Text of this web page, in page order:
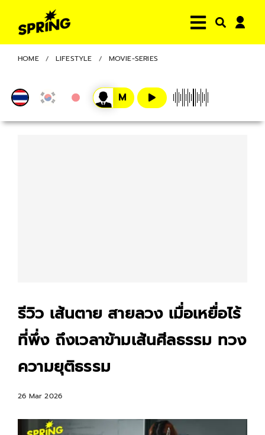
HOME LIFESTYLE MOVIE-SERIES
รีวิว เส้นตาย สายลวง เมื่อเหยื่อไร้
ที่พึ่ง ถึงเวลาข้ามเส้นศีลธรรม ทวง
ความยุติธรรม
26 Mar 2026